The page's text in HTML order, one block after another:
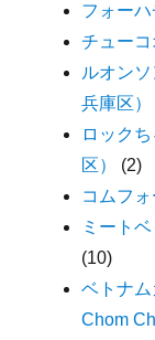
フォーハ
チューコ
ルオン
兵庫区）
ロック
区）
(2)
コムフ
ミート
(10)
ベトナ
Chom